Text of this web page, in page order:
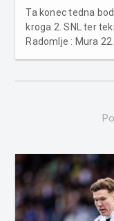
Ta konec tedna
kroga 2. SNL ter
Radomlje : Mura